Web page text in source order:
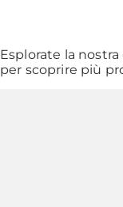
Esplorate la
per scoprire più